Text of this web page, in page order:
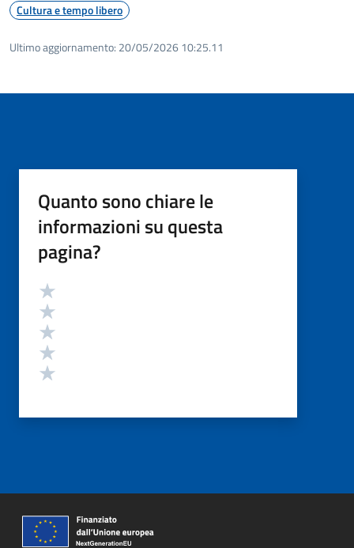
Cultura e tempo libero
Ultimo aggiornamento: 20/05/2026 10:25.11
Quanto sono chiare le
informazioni su questa
pagina?
Valutazione